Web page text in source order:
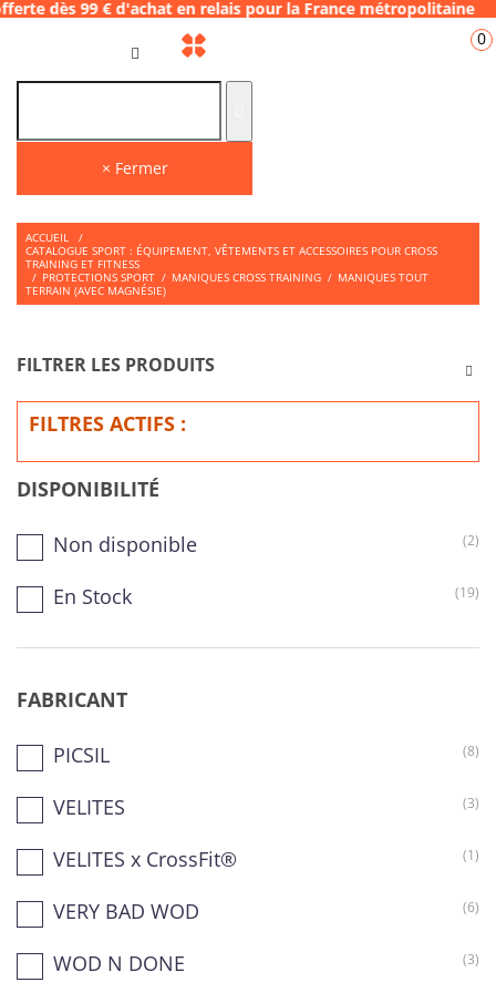
€ d'achat en relais pour la France
× Fermer
0
ACCUEIL
/
CATALOGUE SPORT : ÉQUIPEMENT, VÊTEMENTS ET ACCESSOIRES POUR CROSS
TRAINING ET FITNESS
/ PROTECTIONS SPORT / MANIQUES CROSS TRAINING / MANIQUES TOUT
TERRAIN (AVEC MAGNÉSIE)
FILTRER LES PRODUITS
FILTRES ACTIFS :
DISPONIBILITÉ
Non disponible (2)
En Stock (19)
FABRICANT
PICSIL (8)
VELITES (3)
VELITES x CrossFit® (1)
VERY BAD WOD (6)
WOD N DONE (3)